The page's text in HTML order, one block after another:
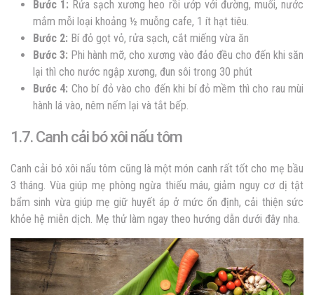
Bước 1: Rửa sạch xương heo rồi ướp với đường, muối, nước
mắm mỗi loại khoảng ½ muỗng cafe, 1 ít hạt tiêu.
Bước 2: Bí đỏ gọt vỏ, rửa sạch, cắt miếng vừa ăn
Bước 3: Phi hành mỡ, cho xương vào đảo đều cho đến khi săn
lại thì cho nước ngập xương, đun sôi trong 30 phút
Bước 4: Cho bí đỏ vào cho đến khi bí đỏ mềm thì cho rau mùi
hành lá vào, nêm nếm lại và tắt bếp.
1.7. Canh cải bó xôi nấu tôm
Canh cải bó xôi nấu tôm cũng là một món canh rất tốt cho mẹ bầu
3 tháng. Vùa giúp mẹ phòng ngừa thiếu máu, giảm nguy cơ dị tật
bẩm sinh vừa giúp mẹ giữ huyết áp ở mức ổn định, cải thiện sức
khỏe hệ miễn dịch. Mẹ thử làm ngay theo hướng dẫn dưới đây nha.